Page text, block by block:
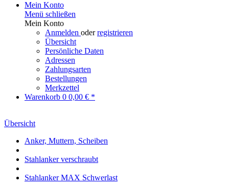
Mein Konto
Menü schließen
Mein Konto
Anmelden oderregistrieren
Übersicht
Persönliche Daten
Adressen
Zahlungsarten
Bestellungen
Merkzettel
Warenkorb 0 0,00 € *
Übersicht
Anker, Muttern, Scheiben
Stahlanker verschraubt
Stahlanker MAX Schwerlast